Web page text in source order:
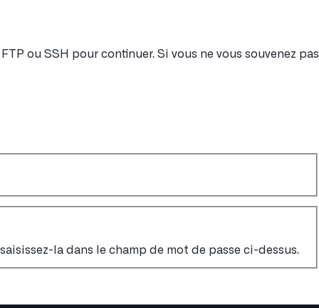
ou SSH pour continuer. Si vous ne vous souvenez pas
la dans le champ de mot de passe ci-dessus.